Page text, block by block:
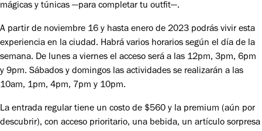
mágicas y túnicas —para completar tu outfit—.
A partir de noviembre 16 y hasta enero de 2023 podrás vivir esta
experiencia en la ciudad. Habrá varios horarios según el día de la
semana. De lunes a viernes el acceso será a las 12pm, 3pm, 6pm
y 9pm. Sábados y domingos las actividades se realizarán a las
10am, 1pm, 4pm, 7pm y 10pm.
La entrada regular tiene un costo de $560 y la premium (aún por
descubrir), con acceso prioritario, una bebida, un artículo sorpresa